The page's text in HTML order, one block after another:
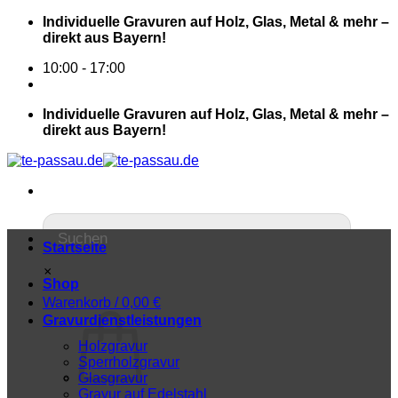
Individuelle Gravuren auf Holz, Glas, Metal & mehr –
direkt aus Bayern!
10:00 - 17:00
Individuelle Gravuren auf Holz, Glas, Metal & mehr –
direkt aus Bayern!
×
Warenkorb /0,00 €
Startseite
Shop
Gravurdienstleistungen
Holzgravur
Sperrholzgravur
Glasgravur
Gravur auf Edelstahl